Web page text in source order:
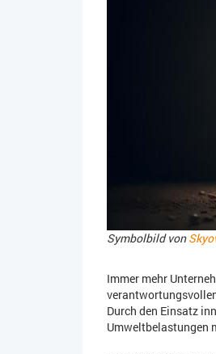
Symbolbild von
Immer mehr
Durch den Einsatz
Umweltbelastungen